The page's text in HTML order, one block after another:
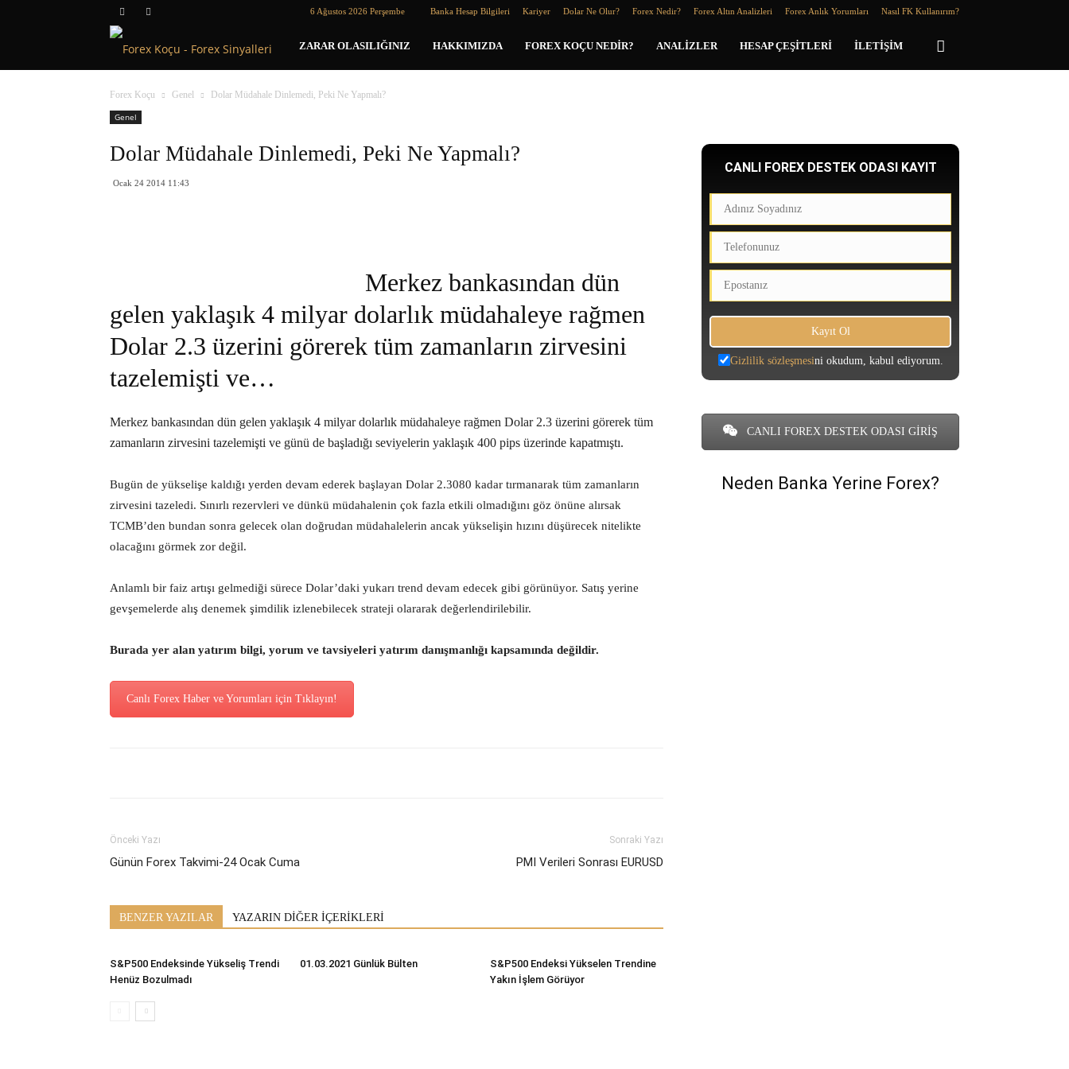
6 Ağustos 2026 Perşembe Banka Hesap Bilgileri Kariyer Dolar Ne Olur? Forex Nedir? Forex Altın Analizleri Forex Anlık Yorumları Nasıl FK Kullanırım?
Forex
Koçu
ZARAR OLASILIĞINIZ HAKKIMIZDA FOREX KOÇU NEDIR? ANALIZLER HESAP ÇEŞITLERI İLETIŞIM
Forex Koçu Genel
Dolar Müdahale Dinlemedi, Peki Ne Yapmalı?
Genel
Dolar Müdahale Dinlemedi, Peki Ne Yapmalı?
Ocak 24 2014 11:43
Merkez bankasından dün
gelen yaklaşık 4 milyar dolarlık müdahaleye rağmen
Dolar 2.3 üzerini görerek tüm zamanların zirvesini
tazelemişti ve…
Merkez bankasından dün gelen yaklaşık 4 milyar dolarlık müdahaleye rağmen Dolar 2.3 üzerini görerek tüm
zamanların zirvesini tazelemişti ve günü de başladığı seviyelerin yaklaşık 400 pips üzerinde kapatmıştı.
Bugün de yükselişe kaldığı yerden devam ederek başlayan Dolar 2.3080 kadar tırmanarak tüm zamanların
zirvesini tazeledi. Sınırlı rezervleri ve dünkü müdahalenin çok fazla etkili olmadığını göz önüne alırsak
TCMB’den bundan sonra gelecek olan doğrudan müdahalelerin ancak yükselişin hızını düşürecek nitelikte
olacağını görmek zor değil.
Anlamlı bir faiz artışı gelmediği sürece Dolar’daki yukarı trend devam edecek gibi görünüyor. Satış yerine
gevşemelerde alış denemek şimdilik izlenebilecek strateji olararak değerlendirilebilir.
Burada yer alan yatırım bilgi, yorum ve tavsiyeleri yatırım danışmanlığı kapsamında değildir.
Canlı Forex Haber ve Yorumları için Tıklayın!
Önceki Yazı
Günün Forex Takvimi-24 Ocak Cuma
Sonraki Yazı
PMI Verileri Sonrası EURUSD
BENZER YAZILAR YAZARIN DİĞER İÇERİKLERİ
S&P500 Endeksinde Yükseliş Trendi
Henüz Bozulmadı
01.03.2021 Günlük Bülten
S&P500 Endeksi Yükselen Trendine
Yakın İşlem Görüyor
CANLI FOREX DESTEK ODASI KAYIT
Gizlilik sözleşmesini okudum, kabul ediyorum.
CANLI FOREX DESTEK ODASI GİRİŞ
Neden Banka Yerine Forex?